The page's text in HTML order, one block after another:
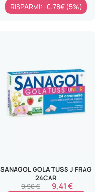
RISPARMI: -0.78€ (5%)
SANAGOL GOLA TUSS J FRAG
24CAR
9,41 €
9,90 €